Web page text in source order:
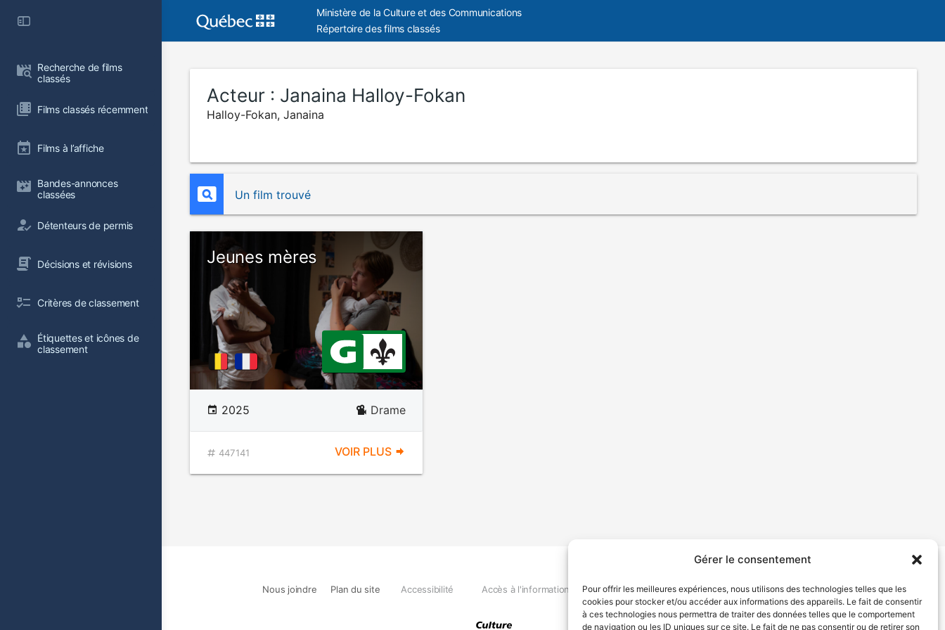
Gérer le consentement
Pour offrir les meilleures expériences, nous utilisons des technologies telles que les
cookies pour stocker et/ou accéder aux informations des appareils. Le fait de consentir
à ces technologies nous permettra de traiter des données telles que le comportement
de navigation ou les ID uniques sur ce site. Le fait de ne pas consentir ou de retirer son
Recherche de films
classés
Films classés récemment
Films à l’affiche
Bandes-annonces
classées
Détenteurs de permis
Décisions et révisions
Critères de classement
Étiquettes et icônes de
classement
Ministère de la Culture et des Communications
Répertoire des films classés
Acteur : Janaina Halloy-Fokan
Halloy-Fokan, Janaina
Un film trouvé
Jeunes mères
2025 Drame
447141 VOIR PLUS
Nous joindre Plan du site Accessibilité Accès à l'information Déclaration de services Politique de confidentialité